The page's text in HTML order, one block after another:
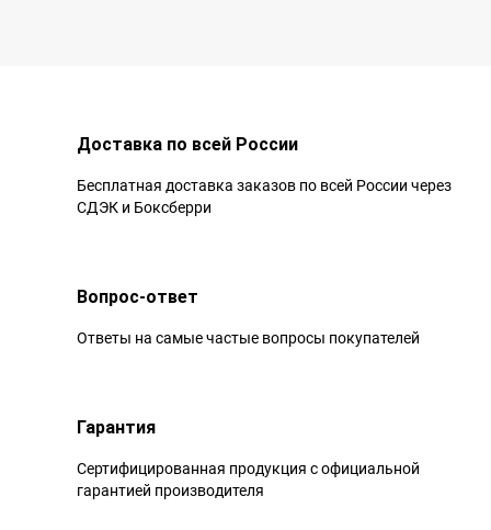
Доставка по всей России
Бесплатная доставка заказов по всей России через
СДЭК и Боксберри
Вопрос-ответ
Ответы на самые частые вопросы покупателей
Гарантия
Сертифицированная продукция с официальной
гарантией производителя